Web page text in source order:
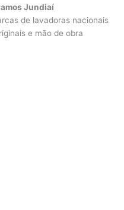
Jundiaí
de lavadoras nacionais
e mão de obra